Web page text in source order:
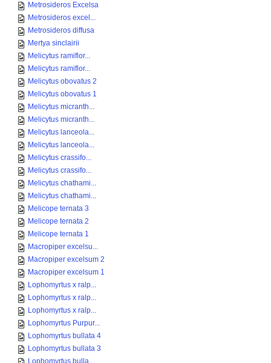
Metrosideros Excelsa
Metrosideros excel...
Metrosideros diffusa
Mertya sinclairii
Melicytus ramiflor...
Melicytus ramiflor...
Melicytus obovatus 2
Melicytus obovatus 1
Melicytus micranth...
Melicytus micranth...
Melicytus lanceola...
Melicytus lanceola...
Melicytus crassifo...
Melicytus crassifo...
Melicytus chathami...
Melicytus chathami...
Melicope ternata 3
Melicope ternata 2
Melicope ternata 1
Macropiper excelsu...
Macropiper excelsum 2
Macropiper excelsum 1
Lophomyrtus x ralp...
Lophomyrtus x ralp...
Lophomyrtus x ralp...
Lophomyrtus Purpur...
Lophomyrtus bullata 4
Lophomyrtus bullata 3
Lophomyrtus bulla...